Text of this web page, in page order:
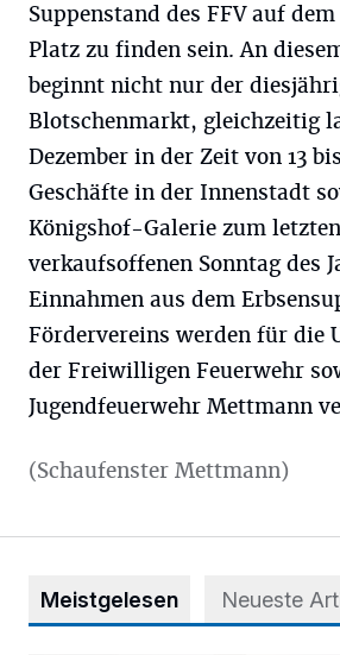
Suppenstand des FFV auf
Platz zu finden sein. An
beginnt nicht nur der
Blotschenmarkt, gleichzeitig
Dezember in der Zeit von 13
Geschäfte in der Innenstadt
Königshof-Galerie zum letzten
verkaufsoffenen Sonntag des
Einnahmen aus dem
Fördervereins werden für die
der Freiwilligen Feuerwehr
Jugendfeuerwehr Mettmann
(Schaufenster Mettmann)
Meistgelesen Neueste